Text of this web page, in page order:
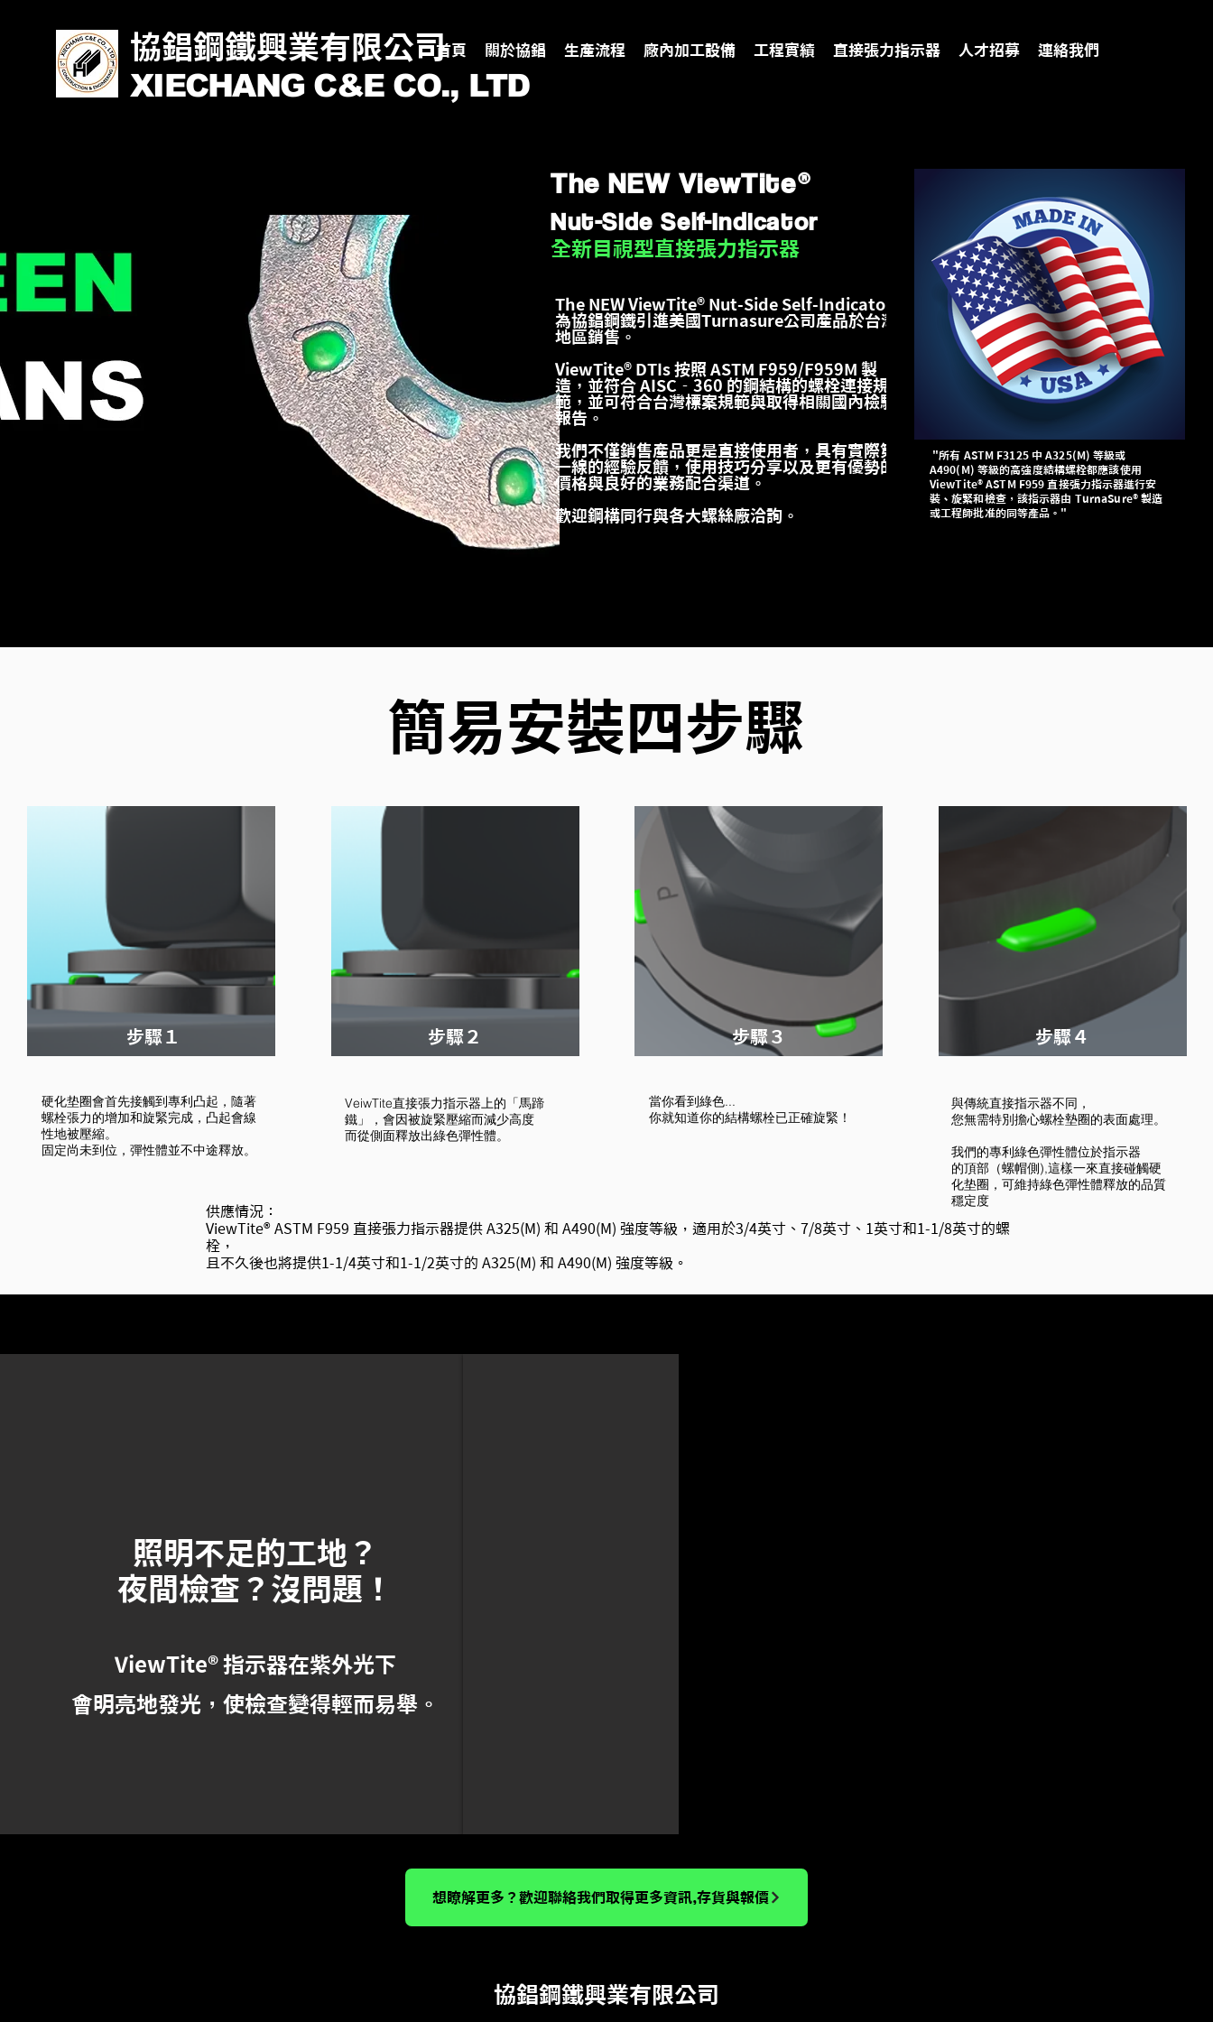
協錩鋼鐵興業有限公司
XIECHANG C&E CO., LTD
首頁 關於協錩 生產流程 廠內加工設備 工程實績 直接張力指示器 人才招募 連絡我們
The NEW ViewTite®
Nut-Side Self-Indicator
全新目視型直接張力指示器
The NEW ViewTite® Nut-Side Self-Indicator​
為協錩鋼鐵引進美國Turnasure公司產品於台灣
地區銷售。
ViewTite® DTIs 按照 ASTM F959/F959M 製
造，並符合 AISC‐360 的鋼結構的螺栓連接規
範，並可符合台灣標案規範與取得相關國內檢驗
報告。
我們不僅銷售產品更是直接使用者，具有實際第
一線的經驗反饋，使用技巧分享以及更有優勢的
價格與良好的業務配合渠道。
歡迎鋼構同行與各大螺絲廠洽詢。
"所有 ASTM F3125 中 A325(M) 等級或
A490(M) 等級的高強度結構螺栓都應該使用
ViewTite® ASTM F959 直接張力指示器進行安
裝、旋緊和檢查，該指示器由 TurnaSure® 製造
或工程師批准的同等產品。"
​步驟１
硬化垫圈會首先接觸到專利凸起，隨著
螺栓張力的增加和旋緊完成，凸起會線
性地被壓縮。
固定尚未到位，彈性體並不中途釋放。
​步驟２
VeiwTite直接張力指示器上的「馬蹄
鐵」，會因被旋緊壓縮而減少高度
而從側面釋放出綠色彈性體。
​步驟３
當你看到綠色...
你就知道你的結構螺栓已正確旋緊！
​步驟４
與傳統直接指示器不同，
您無需特別擔心螺栓墊圈的表面處理。
我們的專利綠色彈性體位於指示器
的頂部（螺帽側),這樣一來直接碰觸硬
化垫圈，可維持綠色彈性體釋放的品質
穩定度
簡易安裝四步驟
供應情況：
ViewTite® ASTM F959 直接張力指示器提供 A325(M) 和 A490(M) 強度等級，適用於3/4英寸、7/8英寸、1英寸和1-1/8英寸的螺
栓，
且不久後也將提供1-1/4英寸和1-1/2英寸的 A325(M) 和 A490(M) 強度等級。
照明不足的工地？
夜間檢查？沒問題！
ViewTite® 指示器在紫外光下
會明亮地發光，使檢查變得輕而易舉。
想瞭解更多？歡迎聯絡我們取得更多資訊,存貨與報價
協錩鋼鐵興業有限公司